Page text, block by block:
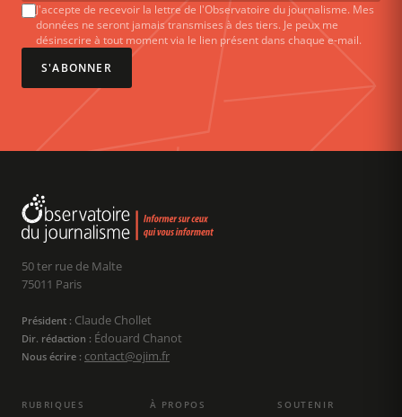
J'accepte de recevoir la lettre de l'Observatoire du journalisme. Mes
données ne seront jamais transmises à des tiers. Je peux me
désinscrire à tout moment via le lien présent dans chaque e-mail.
S'ABONNER
50 ter rue de Malte
75011 Paris
Président : Claude Chollet
Dir. rédaction : Édouard Chanot
Nous écrire : contact@ojim.fr
RUBRIQUES À PROPOS SOUTENIR